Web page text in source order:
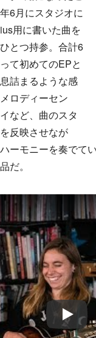
6月にスタジオに
用に書いた曲を
とつ持参。合計6
て初めてのEPと
詰まるような感
ロディーセン
など、曲のスタ
反映させなが
ーモニーを奏でて
だ。